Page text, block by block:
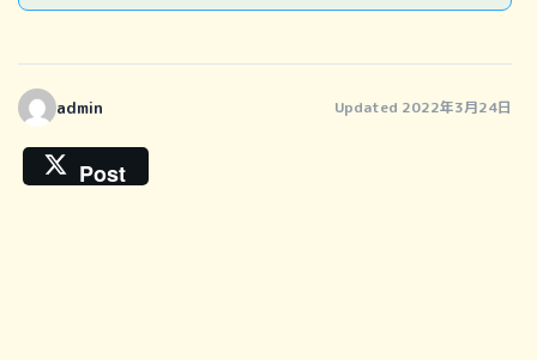
admin Updated 2022年3月24日
Post